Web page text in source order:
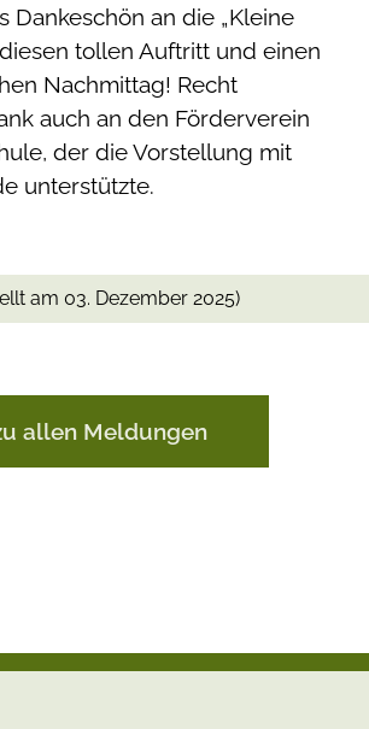
Dankeschön an die „Kleine
tollen Auftritt und einen
Nachmittag! Recht
auch an den Förderverein
der die Vorstellung mit
unterstützte.
am 03. Dezember 2025)
allen Meldungen